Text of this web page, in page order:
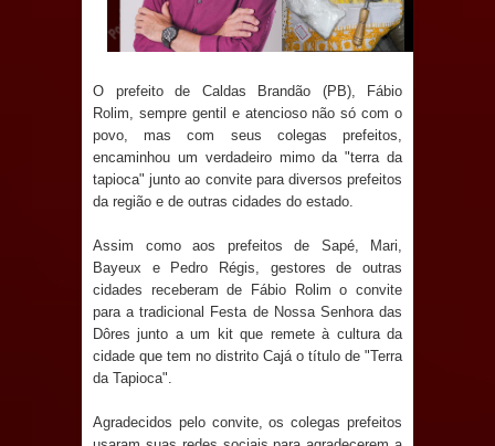
para preservar tamarindeiro e
Anjos
O verdadeiro oxigênio do Estado
aborda de maneira inédita no mundo
jurídico brasileiro, temas polêmicos;
Confira!
O prefeito de Caldas Brandão (PB), Fábio
Rolim, sempre gentil e atencioso não só com o
povo, mas com seus colegas prefeitos,
encaminhou um verdadeiro mimo da "terra da
tapioca" junto ao convite para diversos prefeitos
da região e de outras cidades do estado.
Assim como aos prefeitos de Sapé, Mari,
Bayeux e Pedro Régis, gestores de outras
cidades receberam de Fábio Rolim o convite
para a tradicional Festa de Nossa Senhora das
Dôres junto a um kit que remete à cultura da
cidade que tem no distrito Cajá o título de "Terra
da Tapioca".
Agradecidos pelo convite, os colegas prefeitos